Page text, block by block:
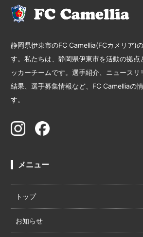
静岡県伊東市のFC Camellia(FCカメリア)
す。私たちは、静岡県伊東市を活動の拠点
ッカーチームです。選手紹介、ニュースリ
結果、選手募集情報など、FC Camelliaの
す。
メニュー
トップ
お知らせ